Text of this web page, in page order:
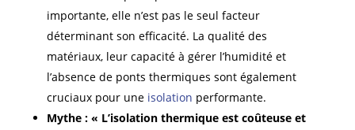
importante, elle n’est pas le seul facteur
déterminant son efficacité. La qualité des
matériaux, leur capacité à gérer l’humidité et
l’absence de ponts thermiques sont également
cruciaux pour une isolation performante.
Mythe : « L’isolation thermique est coûteuse et